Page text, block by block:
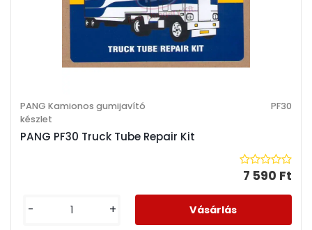
PANG PF30 Truck Tube Repair Kit
PANG Kamionos gumijavító
készlet
PF30
7 590 Ft
- +